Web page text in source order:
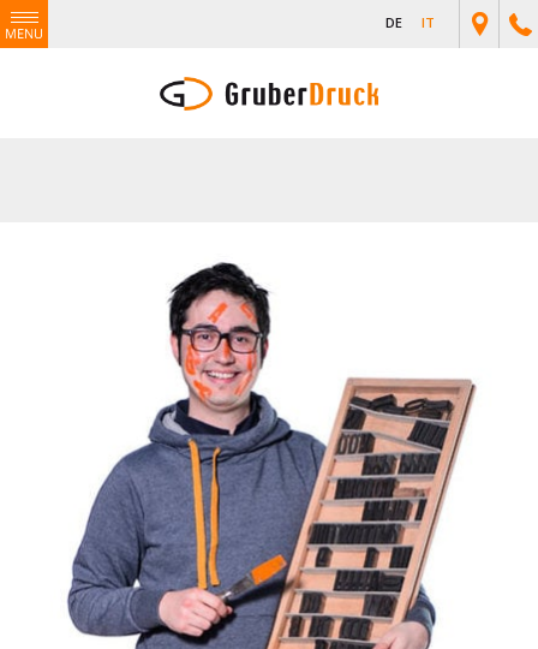
DE IT